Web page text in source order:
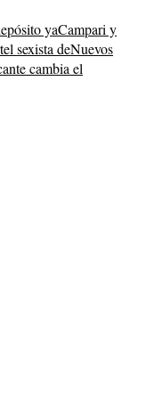
yaCampari y
sexista deNuevos
cambia el